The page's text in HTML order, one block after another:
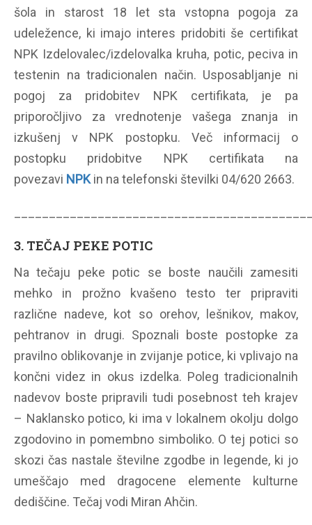
šola in starost 18 let sta vstopna pogoja za
udeležence, ki imajo interes pridobiti še certifikat
NPK Izdelovalec/izdelovalka kruha, potic, peciva in
testenin na tradicionalen način. Usposabljanje ni
pogoj za pridobitev NPK certifikata, je pa
priporočljivo za vrednotenje vašega znanja in
izkušenj v NPK postopku. Več informacij o
postopku pridobitve NPK certifikata na
povezavi NPKin na telefonski številki 04/620 2663.
3. TEČAJ PEKE POTIC
Na tečaju peke potic se boste naučili zamesiti
mehko in prožno kvašeno testo ter pripraviti
različne nadeve, kot so orehov, lešnikov, makov,
pehtranov in drugi. Spoznali boste postopke za
pravilno oblikovanje in zvijanje potice, ki vplivajo na
končni videz in okus izdelka. Poleg tradicionalnih
nadevov boste pripravili tudi posebnost teh krajev
– Naklansko potico, ki ima v lokalnem okolju dolgo
zgodovino in pomembno simboliko. O tej potici so
skozi čas nastale številne zgodbe in legende, ki jo
umeščajo med dragocene elemente kulturne
dediščine. Tečaj vodi Miran Ahčin.